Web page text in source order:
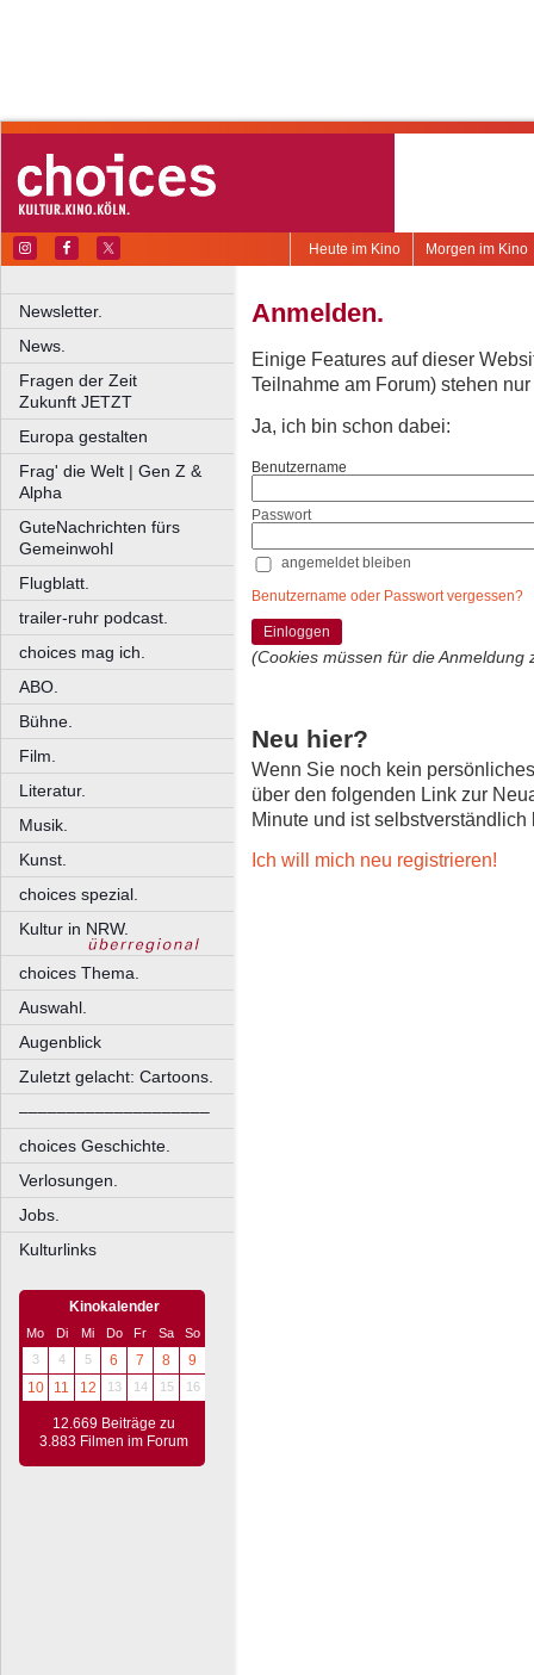
Morgen im Kino
Heute im Kino
Newsletter.
News.
Fragen der Zeit
Zukunft JETZT
Europa gestalten
Frag' die Welt | Gen Z &
Alpha
GuteNachrichten fürs
Gemeinwohl
Flugblatt.
trailer-ruhr podcast.
choices mag ich.
ABO.
Bühne.
Film.
Literatur.
Musik.
Kunst.
choices spezial.
Kultur in NRW.
choices Thema.
Auswahl.
Augenblick
Zuletzt gelacht: Cartoons.
––––––––––––––––––––
choices Geschichte.
Verlosungen.
Jobs.
Kulturlinks
Kinokalender
Mo Di Mi Do Fr Sa
So
3
4 5 6 7 8
9
10
11 12 13 14 15 16
12.669 Beiträge zu
3.883 Filmen im Forum
Anmelden.
Einige Features auf dieser
Teilnahme am Forum) stehen
Ja, ich bin schon dabei:
Benutzername
Passwort
angemeldet bleiben
Benutzername oder Passwort vergessen?
Einloggen
(Cookies müssen für die Anmeldung
Neu hier?
Wenn Sie noch kein
über den folgenden Link zur
Minute und ist selbstverständlich
Ich will mich neu registrieren!